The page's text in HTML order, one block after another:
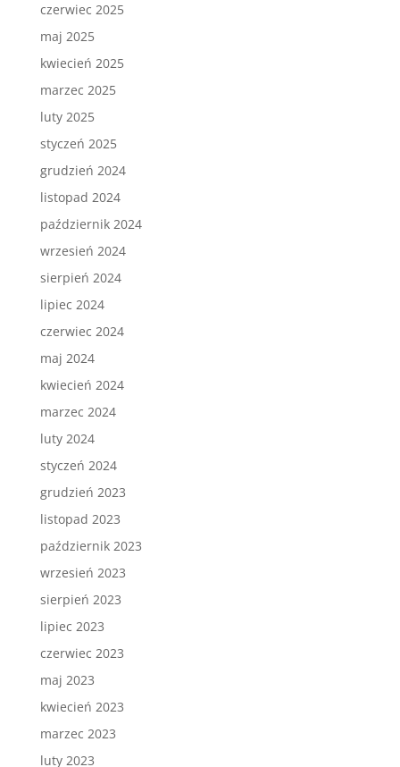
czerwiec 2025
maj 2025
kwiecień 2025
marzec 2025
luty 2025
styczeń 2025
grudzień 2024
listopad 2024
październik 2024
wrzesień 2024
sierpień 2024
lipiec 2024
czerwiec 2024
maj 2024
kwiecień 2024
marzec 2024
luty 2024
styczeń 2024
grudzień 2023
listopad 2023
październik 2023
wrzesień 2023
sierpień 2023
lipiec 2023
czerwiec 2023
maj 2023
kwiecień 2023
marzec 2023
luty 2023